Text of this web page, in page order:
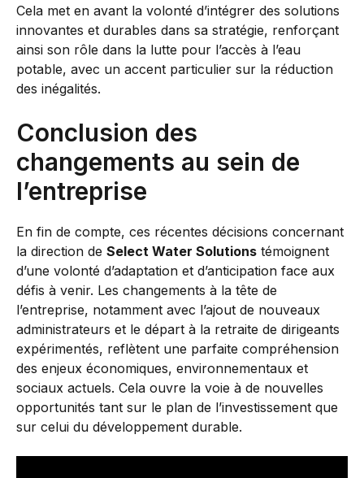
Cela met en avant la volonté d’intégrer des solutions
innovantes et durables dans sa stratégie, renforçant
ainsi son rôle dans la lutte pour l’accès à l’eau
potable, avec un accent particulier sur la réduction
des inégalités.
Conclusion des
changements au sein de
l’entreprise
En fin de compte, ces récentes décisions concernant
la direction de Select Water Solutions témoignent
d’une volonté d’adaptation et d’anticipation face aux
défis à venir. Les changements à la tête de
l’entreprise, notamment avec l’ajout de nouveaux
administrateurs et le départ à la retraite de dirigeants
expérimentés, reflètent une parfaite compréhension
des enjeux économiques, environnementaux et
sociaux actuels. Cela ouvre la voie à de nouvelles
opportunités tant sur le plan de l’investissement que
sur celui du développement durable.